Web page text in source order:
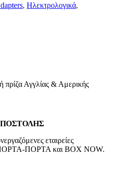
, Ηλεκτρολογικά,
πρίζα Αγγλίας & Αμερικής
εταιρείες
ΠΟΡΤΑ και BOX NOW.